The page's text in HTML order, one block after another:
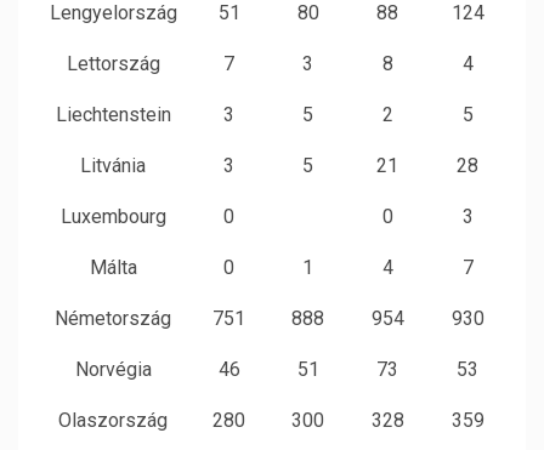
Lengyelország 51 80 88 124
Lettország 7 3 8 4
Liechtenstein 3 5 2 5
Litvánia 3 5 21 28
Luxembourg 0 0 3
Málta 0 1 4 7
Németország 751 888 954 930
Norvégia 46 51 73 53
Olaszország 280 300 328 359